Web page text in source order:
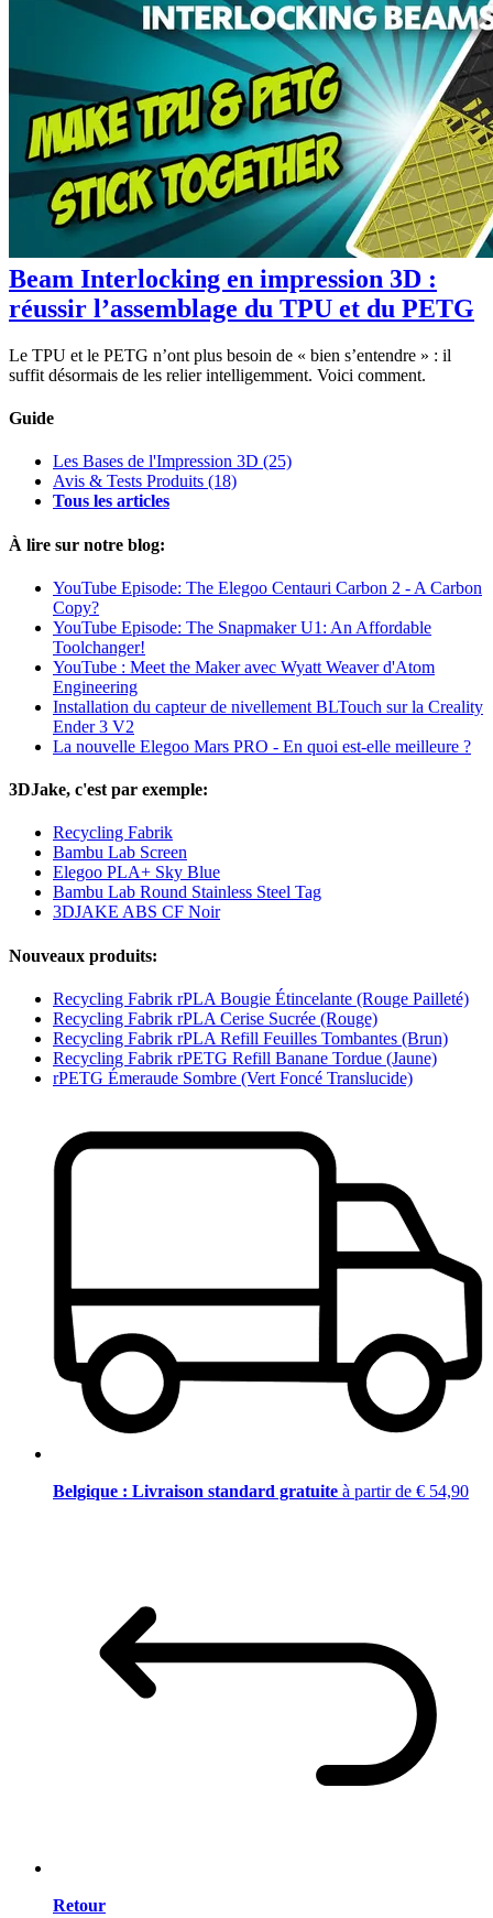
Beam Interlocking en impression 3D :
réussir l’assemblage du TPU et du PETG
Le TPU et le PETG n’ont plus besoin de « bien s’entendre » : il
suffit désormais de les relier intelligemment. Voici comment.
Guide
Les Bases de l'Impression 3D (25)
Avis & Tests Produits (18)
Tous les articles
À lire sur notre blog:
YouTube Episode: The Elegoo Centauri Carbon 2 - A Carbon
Copy?
YouTube Episode: The Snapmaker U1: An Affordable
Toolchanger!
YouTube : Meet the Maker avec Wyatt Weaver d'Atom
Engineering
Installation du capteur de nivellement BLTouch sur la Creality
Ender 3 V2
La nouvelle Elegoo Mars PRO - En quoi est-elle meilleure ?
3DJake, c'est par exemple:
Recycling Fabrik
Bambu Lab Screen
Elegoo PLA+ Sky Blue
Bambu Lab Round Stainless Steel Tag
3DJAKE ABS CF Noir
Nouveaux produits:
Recycling Fabrik rPLA Bougie Étincelante (Rouge Pailleté)
Recycling Fabrik rPLA Cerise Sucrée (Rouge)
Recycling Fabrik rPLA Refill Feuilles Tombantes (Brun)
Recycling Fabrik rPETG Refill Banane Tordue (Jaune)
rPETG Émeraude Sombre (Vert Foncé Translucide)
Belgique : Livraison standard gratuite à partir de € 54,90
Retour